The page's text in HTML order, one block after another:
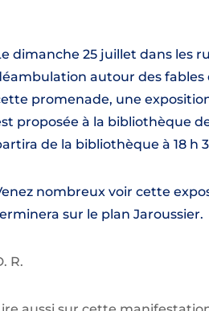
dimanche 25 juillet dans les
autour des fables
promenade, une
proposée à la bibliothèque
de la bibliothèque à 18 h
nombreux voir cette
sur le plan Jaroussier.
R.